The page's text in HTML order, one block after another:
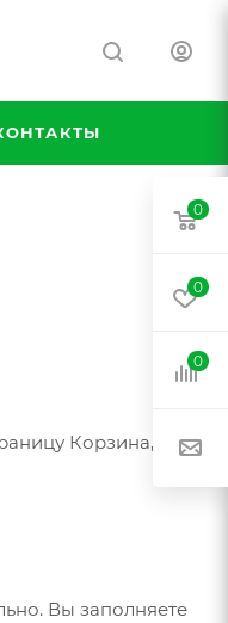
Корзина,
Вы заполняете
0
0
0